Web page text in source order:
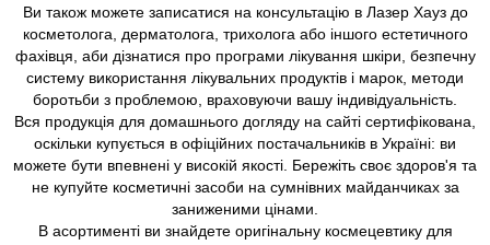
Ви також можете записатися на консультацію в Лазер Хауз до
косметолога, дерматолога, трихолога або іншого естетичного
фахівця, аби дізнатися про програми лікування шкіри, безпечну
систему використання лікувальних продуктів і марок, методи
боротьби з проблемою, враховуючи вашу індивідуальність.
Вся продукція для домашнього догляду на сайті сертифікована,
оскільки купується в офіційних постачальників в Україні: ви
можете бути впевнені у високій якості. Бережіть своє здоров'я та
не купуйте косметичні засоби на сумнівних майданчиках за
заниженими цінами.
В асортименті ви знайдете оригінальну космецевтику для